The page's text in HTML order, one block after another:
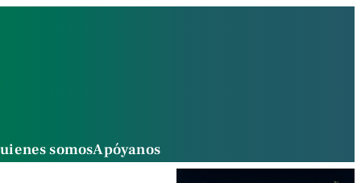
somosApóyanos